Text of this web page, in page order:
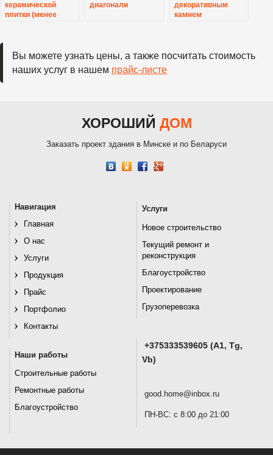
керамической
плитки (менее
диагонали
декоративным
камнем
Вы можете узнать цены, а также посчитать стоимость
наших услуг в нашем прайс-листе
ХОРОШИЙ ДОМ
Заказать проект здания в Минске и по Беларуси
Навигация
Главная
О нас
Услуги
Продукция
Прайс
Портфолио
Контакты
Услуги
Новое строительство
Текущий ремонт и
реконструкция
Благоустройство
Проектирование
Грузоперевозка
Наши работы
Строительные работы
Ремонтные работы
Благоустройство
+375333539605 (A1, Tg,
Vb)
good.home@inbox.ru
ПН-ВС: с 8:00 до 21:00